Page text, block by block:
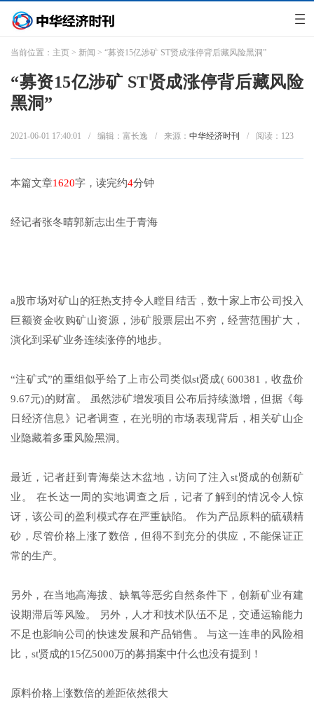
当前位置： 主页 > 新闻 > “募资15亿涉矿 ST贤成涨停背后藏风险黑洞”
“募资15亿涉矿 ST贤成涨停背后藏风险
黑洞”
2021-06-01 17:40:01 / 编辑：富长逸 / 来源： 中华经济时刊 / 阅读： 123
本篇文章1620字，读完约4分钟
经记者张冬晴郭新志出生于青海
a股市场对矿山的狂热支持令人瞠目结舌，数十家上市公司投入
巨额资金收购矿山资源，涉矿股票层出不穷，经营范围扩大，
演化到采矿业务连续涨停的地步。
“注矿式”的重组似乎给了上市公司类似st贤成( 600381，收盘价
9.67元)的财富。 虽然涉矿增发项目公布后持续激增，但据《每
日经济信息》记者调查，在光明的市场表现背后，相关矿山企
业隐藏着多重风险黑洞。
最近，记者赶到青海柴达木盆地，访问了注入st贤成的创新矿
业。 在长达一周的实地调查之后，记者了解到的情况令人惊
讶，该公司的盈利模式存在严重缺陷。 作为产品原料的硫磺精
砂，尽管价格上涨了数倍，但得不到充分的供应，不能保证正
常的生产。
另外，在当地高海拔、缺氧等恶劣自然条件下，创新矿业有建
设期滞后等风险。 另外，人才和技术队伍不足，交通运输能力
不足也影响公司的快速发展和产品销售。 与这一连串的风险相
比，st贤成的15亿5000万的募捐案中什么也没有提到！
原料价格上涨数倍的差距依然很大